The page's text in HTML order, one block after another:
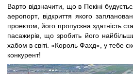
Варто відзначити, що в Пекіні
аеропорт, відкриття якого
проектом, його пропускна здатність
пасажирів, що зробить його
хабом в світі. «Король Фахд», у тебе
конкурент!